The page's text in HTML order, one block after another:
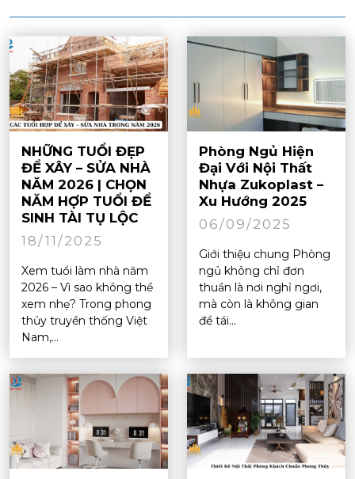
NHỮNG TUỔI ĐẸP
ĐỂ XÂY – SỬA NHÀ
NĂM 2026 | CHỌN
NĂM HỢP TUỔI ĐỂ
SINH TÀI TỤ LỘC
18/11/2025
Xem tuổi làm nhà năm
2026 – Vì sao không thể
xem nhẹ? Trong phong
thủy truyền thống Việt
Nam,...
Phòng Ngủ Hiện
Đại Với Nội Thất
Nhựa Zukoplast –
Xu Hướng 2025
06/09/2025
Giới thiệu chung Phòng
ngủ không chỉ đơn
thuần là nơi nghỉ ngơi,
mà còn là không gian
để tái...